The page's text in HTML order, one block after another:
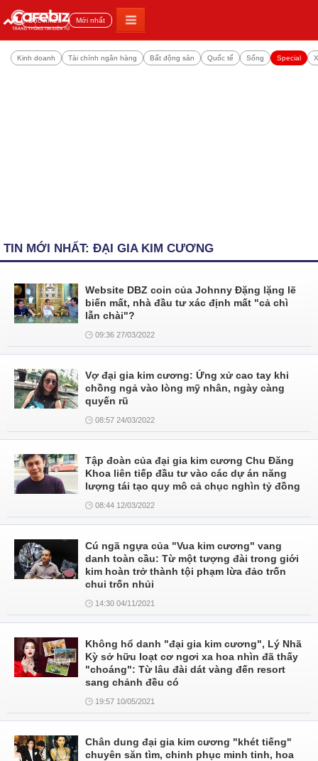
Đọc nhiều Mới nhất
Kinh doanh Tài chính ngân hàng Bất động sản Quốc tế Sống Special
TIN MỚI NHẤT: ĐẠI GIA KIM CƯƠNG
Website DBZ coin của Johnny Đặng lặng lẽ
biến mất, nhà đầu tư xác định mất "cả chì
lẫn chài"?
09:36 27/03/2022
Vợ đại gia kim cương: Ứng xử cao tay khi
chồng ngả vào lòng mỹ nhân, ngày càng
quyến rũ
08:57 24/03/2022
Tập đoàn của đại gia kim cương Chu Đăng
Khoa liên tiếp đầu tư vào các dự án năng
lượng tái tạo quy mô cả chục nghìn tỷ đồng
08:44 12/03/2022
Cú ngã ngựa của "Vua kim cương" vang
danh toàn cầu: Từ một tượng đài trong giới
kim hoàn trở thành tội phạm lừa đảo trốn
chui trốn nhủi
14:30 04/11/2021
Không hổ danh "đại gia kim cương", Lý Nhã
Kỳ sở hữu loạt cơ ngơi xa hoa nhìn đã thấy
"choáng": Từ lâu đài dát vàng đến resort
sang chảnh đều có
19:57 10/05/2021
Chân dung đại gia kim cương "khét tiếng"
chuyên săn tìm, chinh phục minh tinh, hoa